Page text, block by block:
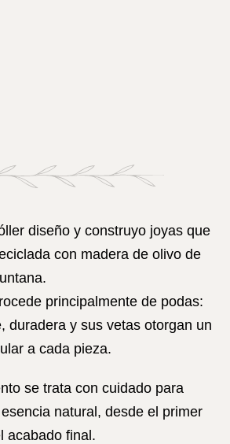
diseño y construyo joyas que
con madera de olivo de
principalmente de podas:
duradera y sus vetas otorgan un
a cada pieza.
se trata con cuidado para
natural, desde el primer
acabado final.